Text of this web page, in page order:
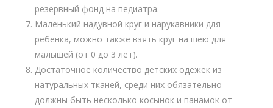
резервный фонд на педиатра.
Маленький надувной круг и нарукавники для
ребенка, можно также взять круг на шею для
малышей (от 0 до 3 лет).
Достаточное количество детских одежек из
натуральных тканей, среди них обязательно
должны быть несколько косынок и панамок от